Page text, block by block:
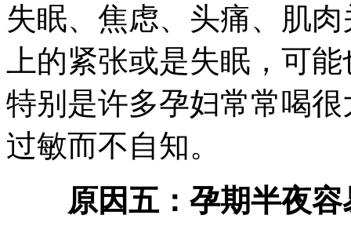
失眠、焦虑、头痛、肌
上的紧张或是失眠，可
特别是许多孕妇常常喝
过敏而不自知。
原因五：孕期半夜容